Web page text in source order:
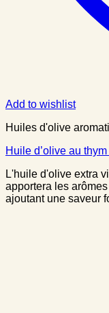
Add to wishlist
Huiles d'olive
Huile d’olive au
L'huile d'olive extra
apportera les
ajoutant une saveur